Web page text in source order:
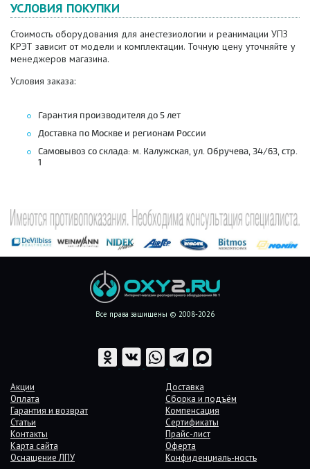
УСЛОВИЯ ПОКУПКИ
Стоимость оборудования для анестезиологии и реанимации УПЗ
КРЭТ зависит от модели и комплектации. Точную цену уточняйте у
менеджеров магазина.
Условия заказа:
Гарантия производителя до 5 лет
Доставка по Москве и регионам России
Самовывоз со склада: м. Калужская, ул. Обручева, 34/63, стр.
1
Все права защищены © 2008-2026
Акции
Доставка
Оплата
Сборка и подъём
Гарантия и возврат
Компенсация
Статьи
Сертификаты
Контакты
Прайс-лист
Карта сайта
Оферта
Оснащение ЛПУ
Конфиденциаль-ность